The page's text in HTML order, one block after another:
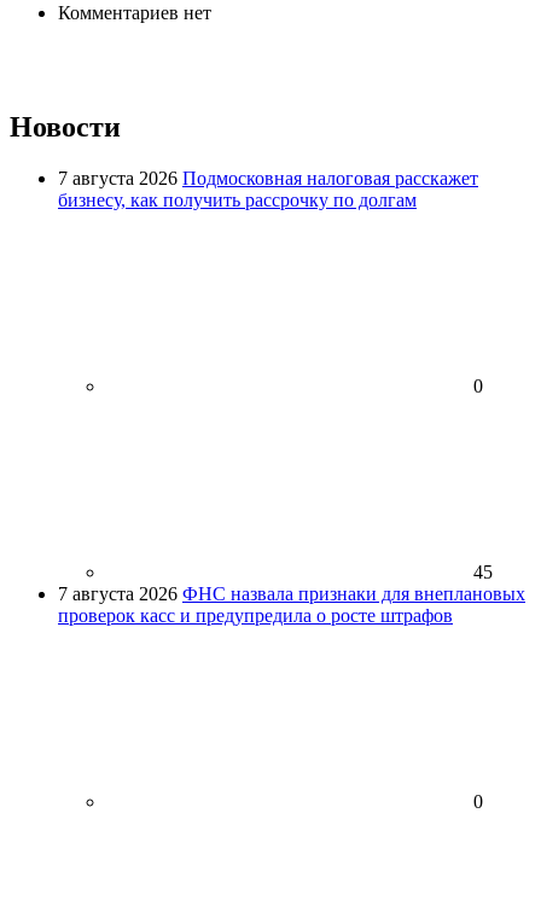
Комментариев нет
Новости
7 августа 2026 Подмосковная налоговая расскажет
бизнесу, как получить рассрочку по долгам
0
45
7 августа 2026 ФНС назвала признаки для внеплановых
проверок касс и предупредила о росте штрафов
0